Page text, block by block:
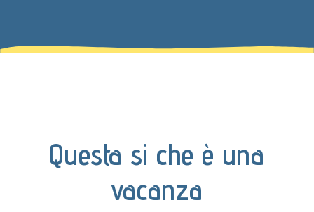
Questa si che è una
vacanza